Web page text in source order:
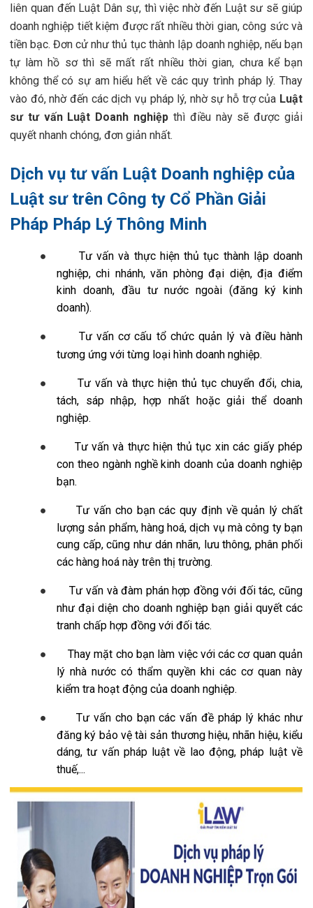
liên quan đến Luật Dân sự, thì việc nhờ đến Luật sư sẽ giúp
doanh nghiệp tiết kiệm được rất nhiều thời gian, công sức và
tiền bạc. Đơn cử như thủ tục thành lập doanh nghiệp, nếu bạn
tự làm hồ sơ thì sẽ mất rất nhiều thời gian, chưa kể bạn
không thể có sự am hiểu hết về các quy trình pháp lý. Thay
vào đó, nhờ đến các dịch vụ pháp lý, nhờ sự hỗ trợ của Luật
sư tư vấn Luật Doanh nghiệp thì điều này sẽ được giải
quyết nhanh chóng, đơn giản nhất.
Dịch vụ tư vấn Luật Doanh nghiệp của
Luật sư trên Công ty Cổ Phần Giải
Pháp Pháp Lý Thông Minh
●
Tư vấn và thực hiện thủ tục thành lập doanh
nghiệp, chi nhánh, văn phòng đại diện, địa điểm
kinh doanh, đầu tư nước ngoài (đăng ký kinh
doanh).
●
Tư vấn cơ cấu tổ chức quản lý và điều hành
tương ứng với từng loại hình doanh nghiệp.
●
Tư vấn và thực hiện thủ tục chuyển đổi, chia,
tách, sáp nhập, hợp nhất hoặc giải thể doanh
nghiệp.
●
Tư vấn và thực hiện thủ tục xin các giấy phép
con theo ngành nghề kinh doanh của doanh nghiệp
bạn.
●
Tư vấn cho bạn các quy định về quản lý chất
lượng sản phẩm, hàng hoá, dịch vụ mà công ty bạn
cung cấp, cũng như dán nhãn, lưu thông, phân phối
các hàng hoá này trên thị trường.
●
Tư vấn và đàm phán hợp đồng với đối tác, cũng
như đại diện cho doanh nghiệp bạn giải quyết các
tranh chấp hợp đồng với đối tác.
●
Thay mặt cho bạn làm việc với các cơ quan quản
lý nhà nước có thẩm quyền khi các cơ quan này
kiểm tra hoạt động của doanh nghiệp.
●
Tư vấn cho bạn các vấn đề pháp lý khác như
đăng ký bảo vệ tài sản thương hiệu, nhãn hiệu, kiểu
dáng, tư vấn pháp luật về lao động, pháp luật về
thuế,...